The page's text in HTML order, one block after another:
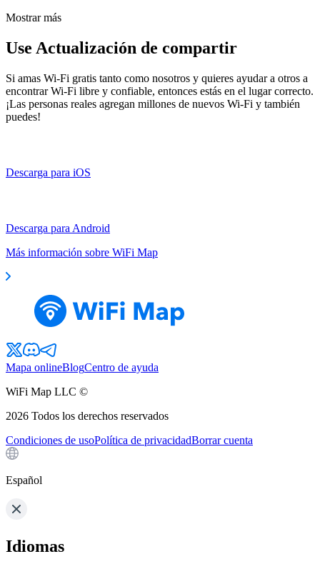
Mostrar más
Use Actualización de compartir
Si amas Wi-Fi gratis tanto como nosotros y quieres ayudar a otros a
encontrar Wi-Fi libre y confiable, entonces estás en el lugar correcto.
¡Las personas reales agregan millones de nuevos Wi-Fi y también
puedes!
Descarga para iOS
Descarga para Android
Más información sobre WiFi Map
Mapa onlineBlogCentro de ayuda
WiFi Map LLC ©
2026 Todos los derechos reservados
Condiciones de usoPolítica de privacidadBorrar cuenta
Español
Idiomas